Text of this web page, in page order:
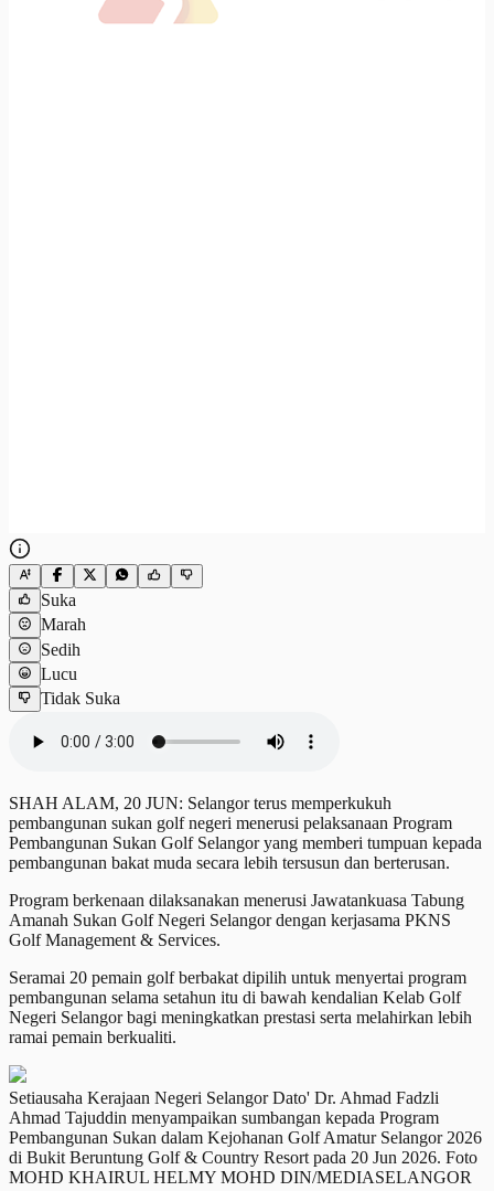
Suka
Marah
Sedih
Lucu
Tidak Suka
SHAH ALAM, 20 JUN: Selangor terus memperkukuh
pembangunan sukan golf negeri menerusi pelaksanaan Program
Pembangunan Sukan Golf Selangor yang memberi tumpuan kepada
pembangunan bakat muda secara lebih tersusun dan berterusan.
Program berkenaan dilaksanakan menerusi Jawatankuasa Tabung
Amanah Sukan Golf Negeri Selangor dengan kerjasama PKNS
Golf Management & Services.
Seramai 20 pemain golf berbakat dipilih untuk menyertai program
pembangunan selama setahun itu di bawah kendalian Kelab Golf
Negeri Selangor bagi meningkatkan prestasi serta melahirkan lebih
ramai pemain berkualiti.
Setiausaha Kerajaan Negeri Selangor Dato' Dr. Ahmad Fadzli
Ahmad Tajuddin menyampaikan sumbangan kepada Program
Pembangunan Sukan dalam Kejohanan Golf Amatur Selangor 2026
di Bukit Beruntung Golf & Country Resort pada 20 Jun 2026. Foto
MOHD KHAIRUL HELMY MOHD DIN/MEDIASELANGOR